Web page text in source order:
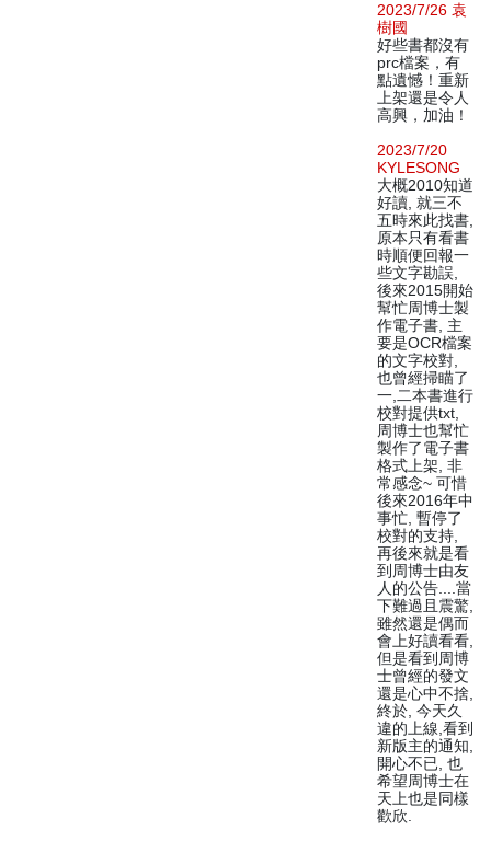
2023/7/26 袁
樹國
好些書都沒有
prc檔案，有
點遺憾！重新
上架還是令人
高興，加油！
2023/7/20
KYLESONG
大概2010知道
好讀, 就三不
五時來此找書,
原本只有看書
時順便回報一
些文字勘誤,
後來2015開始
幫忙周博士製
作電子書, 主
要是OCR檔案
的文字校對,
也曾經掃瞄了
一,二本書進行
校對提供txt,
周博士也幫忙
製作了電子書
格式上架, 非
常感念~ 可惜
後來2016年中
事忙, 暫停了
校對的支持,
再後來就是看
到周博士由友
人的公告....當
下難過且震驚,
雖然還是偶而
會上好讀看看,
但是看到周博
士曾經的發文
還是心中不捨,
終於, 今天久
違的上線,看到
新版主的通知,
開心不已, 也
希望周博士在
天上也是同樣
歡欣.